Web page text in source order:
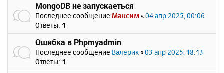
MongoDB не запускаеться
Последнее сообщение Максим «04 апр 2025, 00:06
Ответы: 1
Ошибка в Phpmyadmin
Последнее сообщение Валерик «03 апр 2025, 18:13
Ответы: 1